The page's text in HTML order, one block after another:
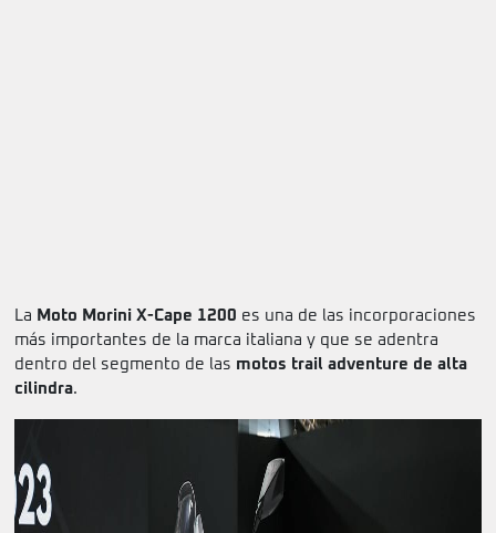
La Moto Morini X-Cape 1200 es una de las incorporaciones
más importantes de la marca italiana y que se adentra
dentro del segmento de las motos trail adventure de alta
cilindra.